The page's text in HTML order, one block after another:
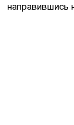
направившись